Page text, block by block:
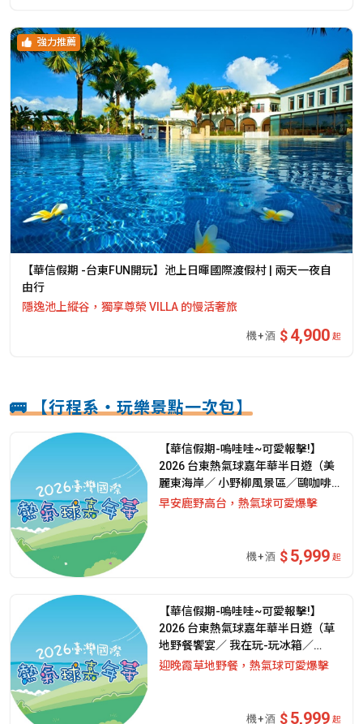
強力推薦
【華信假期 -台東FUN開玩】池上日暉國際渡假村 | 兩天一夜自
由行
隱逸池上縱谷，獨享尊榮 VILLA 的慢活奢旅
4,900 起
🚌 【行程系・玩樂景點一次包】
【華信假期-嗚哇哇~可愛報擊!】
2026 台東熱氣球嘉年華半日遊（美
麗東海岸∕ 小野柳風景區／鷗咖啡
總圖店）上午場丨｜兩天一夜自由行
早安鹿野高台，熱氣球可愛爆擊
5,999 起
【華信假期-嗚哇哇~可愛報擊!】
2026 台東熱氣球嘉年華半日遊（草
地野餐饗宴∕ 我在玩-玩冰箱／
Dagula手作雜貨）下午場｜兩天一
迎晚霞草地野餐，熱氣球可愛爆擊
5,999 起